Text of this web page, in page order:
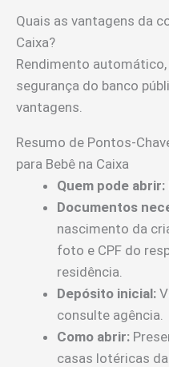
Quais as vantagens da
Caixa?
Rendimento
segurança do banco
vantagens.
Resumo de Pontos-
para Bebê na Caixa
Quem pode abrir:
Documentos
nascimento da
foto e CPF do
residência.
Depósito inicial:
consulte agência.
Como abrir:
casas lotéricas da